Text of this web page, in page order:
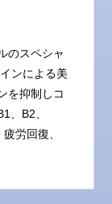
のスペシャ
ンによる美
を抑制しコ
、B2、
労回復、